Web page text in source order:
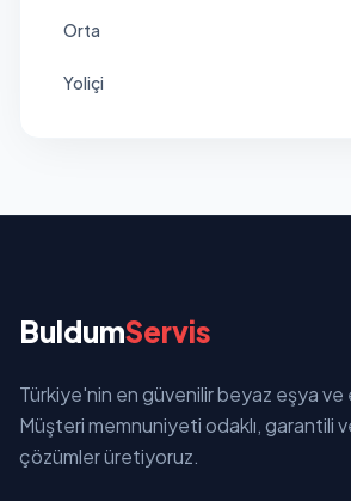
Orta
Yoliçi
BuldumServis
Türkiye'nin en güvenilir beyaz eşya ve
Müşteri memnuniyeti odaklı, garantili
çözümler üretiyoruz.